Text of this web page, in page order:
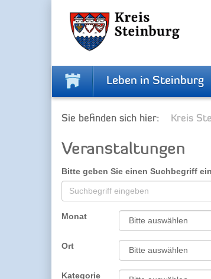
Leben in Steinburg
Sie befinden sich hier: Kreis
Veranstaltungen
Bitte geben Sie einen Suchbegriff ein
Monat
Ort
Kategorie